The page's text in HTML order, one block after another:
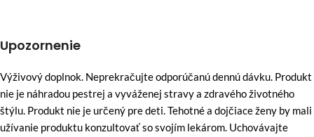
Upozornenie
Výživový doplnok. Neprekračujte odporúčanú dennú dávku. Produkt
nie je náhradou pestrej a vyváženej stravy a zdravého životného
štýlu. Produkt nie je určený pre deti. Tehotné a dojčiace ženy by mali
užívanie produktu konzultovať so svojím lekárom. Uchovávajte